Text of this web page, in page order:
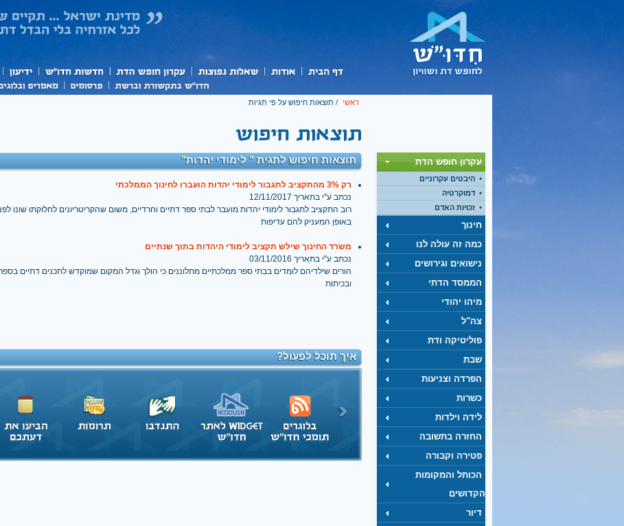
ראשי / תוצאות חיפוש על פי תגיות
עקרון חופש הדת
היבטים עקרוניים
דמוקרטיה
זכויות האדם
חינוך
כמה זה עולה לנו
נישואים וגירושים
הממסד הדתי
מיהו יהודי
צה"ל
פוליטיקה ודת
שבת
הפרדה וצניעות
כשרות
לידה וילדות
החזרה בתשובה
פטירה וקבורה
הכותל והמקומות
הקדושים
דיור
תוצאות חיפוש לתגית " לימודי יהדות"
רק 3% מהתקציב לתגבור לימודי יהדות הועברו לחינוך הממלכתי
נכתב ע''י בתאריך 12/11/2017
רוב התקציב לתגבור לימודי יהדות מועבר לבתי ספר דתיים וחרדיים, משום שהקריטריונים לחלוקתו שונו
באופן המעניק להם עדיפות
משרד החינוך שילש תקציב לימודי היהדות בתוך שנתיים
נכתב ע''י בתאריך 03/11/2016
הורים שילדיהם לומדים בבתי ספר ממלכתיים מתלוננים כי הולך וגדל המקום שמוקדש לתכנים דתיים
ובכיתות
איך תוכל לפעול?